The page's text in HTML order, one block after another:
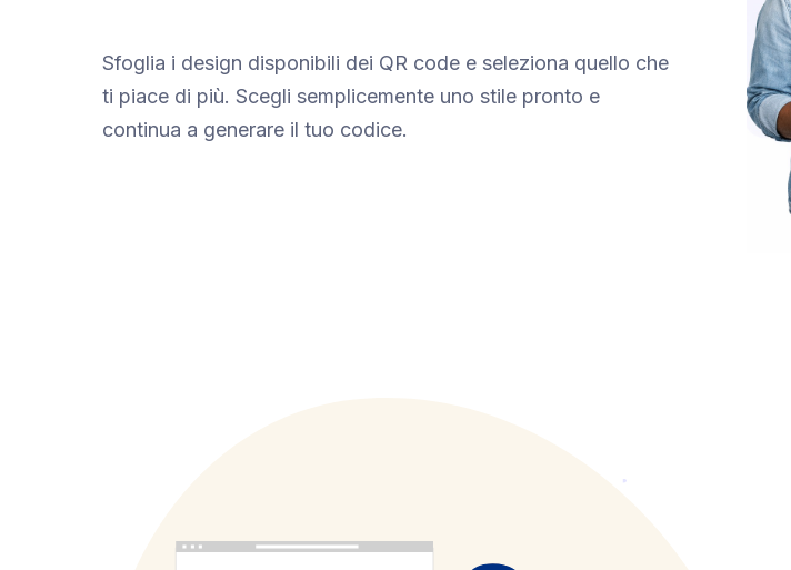
Sfoglia i design disponibili dei QR code e seleziona quello che
ti piace di più. Scegli semplicemente uno stile pronto e
continua a generare il tuo codice.